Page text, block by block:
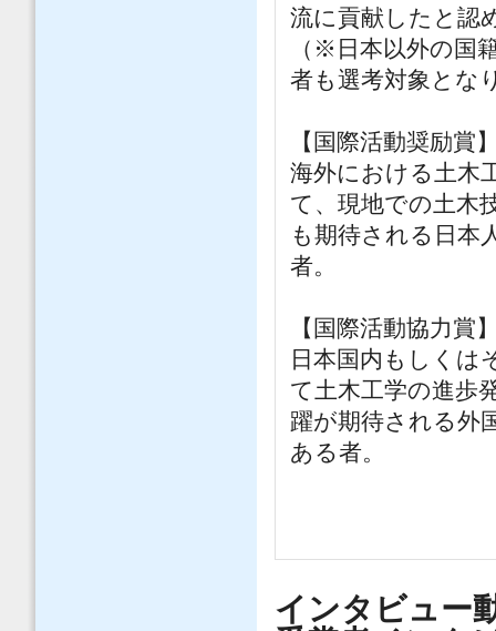
流に貢献したと認
（※日本以外の国
者も選考対象とな
【国際活動奨励賞
海外における土木
て、現地での土木
も期待される日本
者。
【国際活動協力賞
日本国内もしくは
て土木工学の進歩
躍が期待される外
ある者。
インタビュー